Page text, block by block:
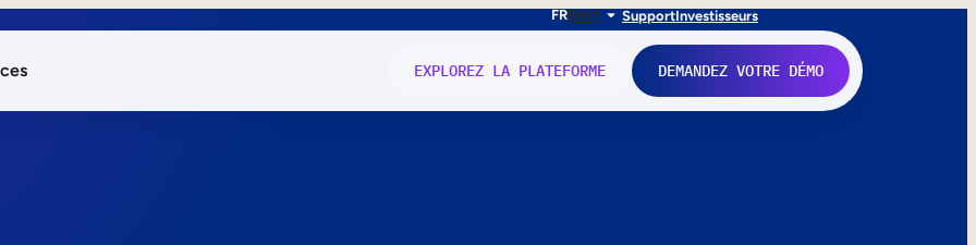
FRENIT SupportInvestisseurs
EXPLOREZ LA PLATEFORME DEMANDEZ VOTRE DÉMO